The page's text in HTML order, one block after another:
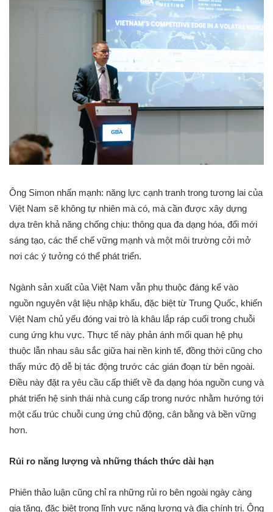
Ông Simon nhấn mạnh: năng lực cạnh tranh trong tương lai của
Việt Nam sẽ không tự nhiên mà có, mà cần được xây dựng
dựa trên khả năng chống chịu: thông qua đa dạng hóa, đổi mới
sáng tạo, các thể chế vững mạnh và một môi trường cởi mở
nơi các ý tưởng có thể phát triển.
Ngành sản xuất của Việt Nam vẫn phụ thuộc đáng kể vào
nguồn nguyên vật liệu nhập khẩu, đặc biệt từ Trung Quốc, khiến
Việt Nam chủ yếu đóng vai trò là khâu lắp ráp cuối trong chuỗi
cung ứng khu vực. Thực tế này phản ánh mối quan hệ phụ
thuộc lẫn nhau sâu sắc giữa hai nền kinh tế, đồng thời cũng cho
thấy mức độ dễ bị tác động trước các gián đoạn từ bên ngoài.
Điều này đặt ra yêu cầu cấp thiết về đa dạng hóa nguồn cung và
phát triển hệ sinh thái nhà cung cấp trong nước nhằm hướng tới
một cấu trúc chuỗi cung ứng chủ động, cân bằng và bền vững
hơn.
Rủi ro năng lượng và những thách thức dài hạn
Phiên thảo luận cũng chỉ ra những rủi ro bên ngoài ngày càng
gia tăng, đặc biệt trong lĩnh vực năng lượng và địa chính trị. Ông